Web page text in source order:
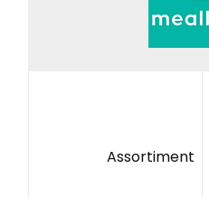
Assortiment